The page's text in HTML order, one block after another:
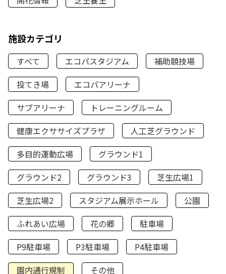
施設カテゴリ
すべて エコパスタジアム
補助競技場
投てき場
エコパアリーナ
サブアリーナ
トレーニングルーム
健康エクササイズプラザ
人工芝グラウンド
多目的運動広場
グラウンド1
グラウンド2
グラウンド3
芝生広場1
芝生広場2
スタジアム展示ホール
公園
ふれあい広場
花の郷
駐車場
P9駐車場
P3駐車場
P4駐車場
園内通行規制
その他